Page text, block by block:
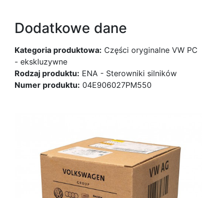
Dodatkowe dane
Kategoria produktowa: Części oryginalne VW PC
- ekskluzywne
Rodzaj produktu: ENA - Sterowniki silników
Numer produktu: 04E906027PM550